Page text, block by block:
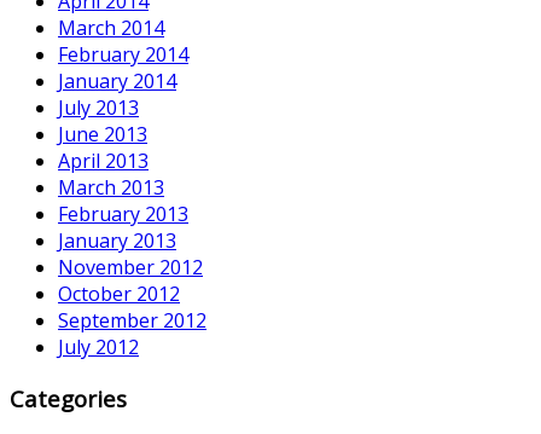
March 2014
February 2014
January 2014
July 2013
June 2013
April 2013
March 2013
February 2013
January 2013
November 2012
October 2012
September 2012
July 2012
Categories